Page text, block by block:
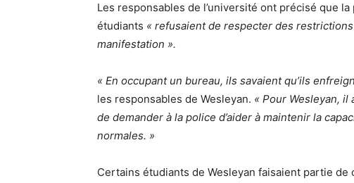
Les responsables de l’université ont précisé que
étudiants « refusaient de respecter des
manifestation ».
« En occupant un bureau, ils savaient qu’ils
les responsables de Wesleyan. « Pour Wesleyan,
de demander à la police d’aider à maintenir la
normales. »
Certains étudiants de Wesleyan faisaient partie